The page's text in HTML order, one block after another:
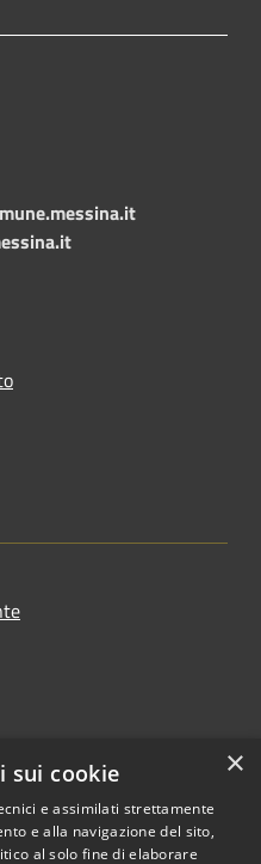
messina.it
×
sui cookie
e assimilati strettamente
e alla navigazione del sito,
al solo fine di elaborare